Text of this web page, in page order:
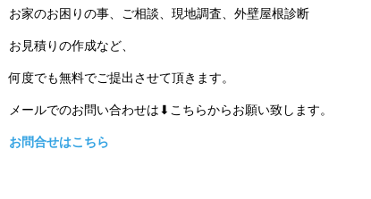
お家のお困りの事、ご相談、現地調査、外壁屋根診断
お見積りの作成など、
何度でも無料でご提出させて頂きます。
メールでのお問い合わせは⬇こちらからお願い致します。
お問合せはこちら